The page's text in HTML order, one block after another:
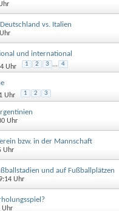
vs. Italien
und international
Uhr 1 2 3 ... 4
Uhr 1 2 3
Uhr
bzw. in der Mannschaft
Uhr
und auf Fußballplätzen
Uhr
Uhr